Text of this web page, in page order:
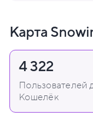
Карта
4 322
Пользователей
Кошелёк